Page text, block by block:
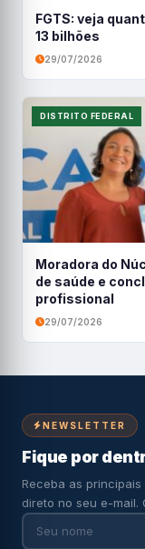
FGTS: veja
13 bilhões
29/07/2026
DISTRITO FEDERAL
Moradora do
de saúde e
profissional
29/07/2026
NEWSLETTER
Fique por
Receba as
direto no seu e-mail.